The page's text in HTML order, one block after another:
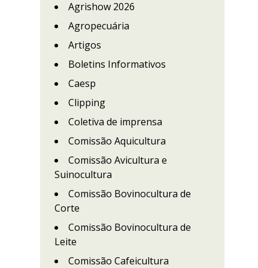
Agrishow 2026
Agropecuária
Artigos
Boletins Informativos
Caesp
Clipping
Coletiva de imprensa
Comissão Aquicultura
Comissão Avicultura e
Suinocultura
Comissão Bovinocultura de
Corte
Comissão Bovinocultura de
Leite
Comissão Cafeicultura